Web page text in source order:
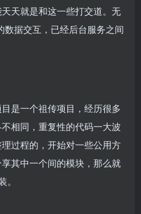
天就是和这一些打交道。无
据交互，已经后台服务之间
是一个祖传项目，经历很多
相同，重复性的代码一大波
过程的，开始对一些公用方
其中一个间的模块，那么就